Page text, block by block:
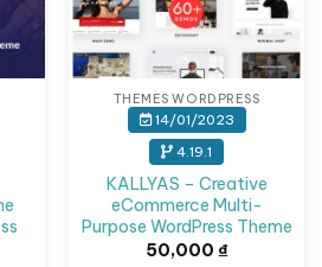
THEMES WORDPRESS
14/01/2023
4.19.1
KALLYAS – Creative
eCommerce Multi-
Purpose WordPress Theme
50,000 ₫